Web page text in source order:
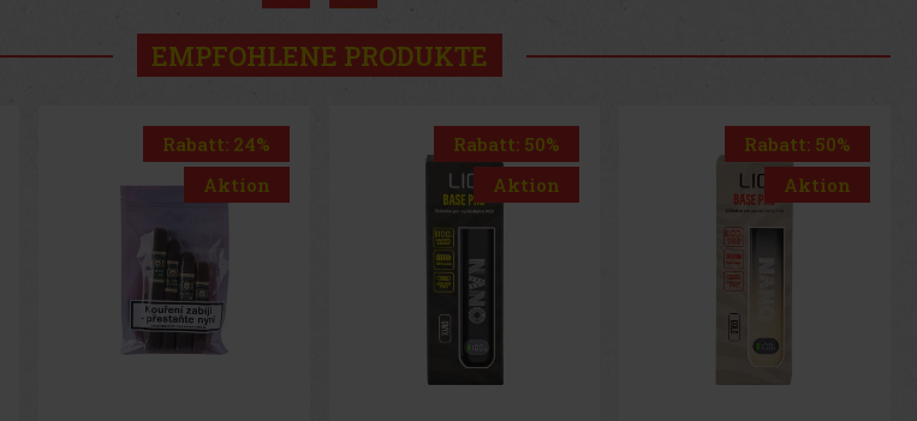
EMPFOHLENE PRODUKTE
Rabatt: 50%
Aktion
Rabatt: 50%
Aktion